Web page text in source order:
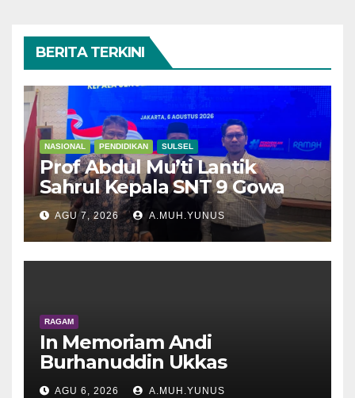
BERITA TERKINI
NASIONAL PENDIDIKAN SULSEL
Prof Abdul Mu’ti Lantik
Sahrul Kepala SNT 9 Gowa
AGU 7, 2026 A.MUH.YUNUS
RAGAM
In Memoriam Andi
Burhanuddin Ukkas
AGU 6, 2026 A.MUH.YUNUS